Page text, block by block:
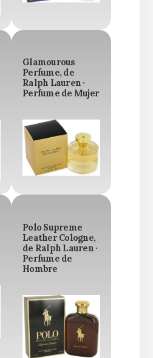
Glamourous
Perfume, de
Ralph Lauren ·
Perfume de Mujer
Polo Supreme
Leather Cologne,
de Ralph Lauren ·
Perfume de
Hombre